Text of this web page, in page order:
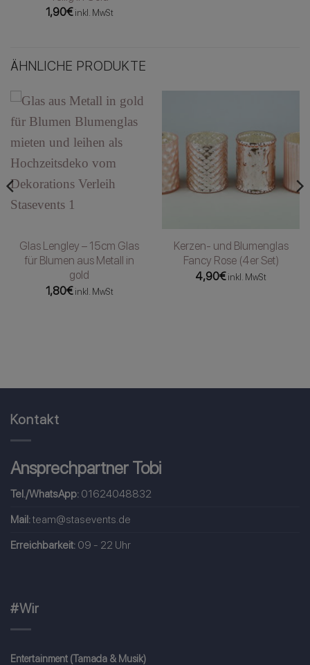
1,90€ inkl. MwSt
ÄHNLICHE PRODUKTE
Glas Lengley – 15cm Glas
für Blumen aus Metall in
gold
1,80€ inkl. MwSt
Kerzen- und Blumenglas
Fancy Rose (4er Set)
4,90€ inkl. MwSt
Kontakt
Ansprechpartner Tobi
Tel./WhatsApp: 01624048832
Mail:team@stasevents.de
Erreichbarkeit: 09 - 22 Uhr
#Wir
Entertainment (Tamada & Musik)